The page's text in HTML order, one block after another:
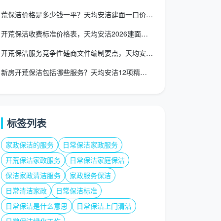
荒保洁价格是多少钱一平？天均安洁建面一口价12-15元/㎡全
开荒保洁收费标准价格表，天均安洁2026建面一口价全包透明价
开荒保洁服务竞争性磋商文件编制要点，天均安洁专业工装响应
新房开荒保洁包括哪些服务？天均安洁12项精保洁清单逐项验收
标签列表
家政保洁的服务
日常保洁家政服务
开荒保洁家政服务
日常保洁家庭保洁
保洁家政清洁服务
家政服务保洁
日常清洁家政
日常保洁标准
日常保洁是什么意思
日常保洁上门清洁